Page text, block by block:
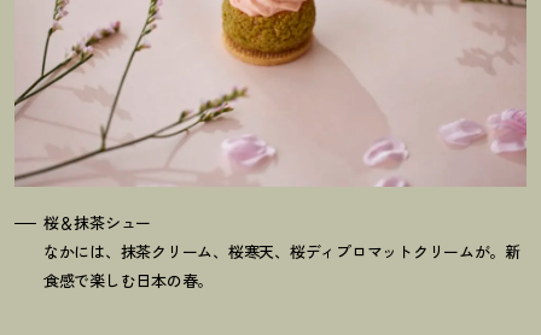
桜＆抹茶シュー
なかには、抹茶クリーム、桜寒天、桜ディプロマットクリームが。新
食感で楽しむ日本の春。